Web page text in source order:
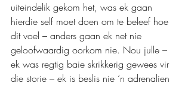
uiteindelik gekom het, was ek gaan
hierdie self moet doen om te beleef hoe
dit voel – anders gaan ek net nie
geloofwaardig oorkom nie. Nou julle –
ek was regtig baie skrikkerig gewees vir
die storie – ek is beslis nie ‘n adrenalien